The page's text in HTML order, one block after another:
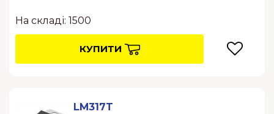
На складі: 1500
КУПИТИ
LM317T